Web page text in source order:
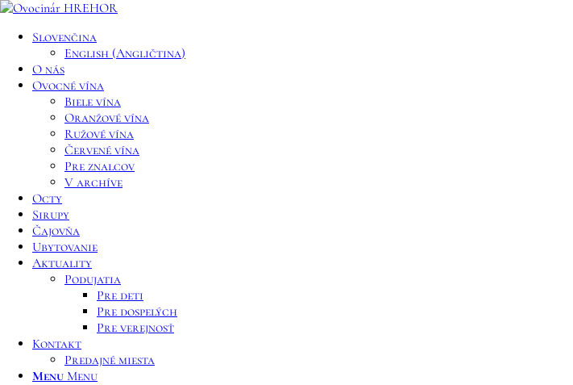
Slovenčina
English (Angličtina)
O nás
Ovocné vína
Biele vína
Oranžové vína
Ružové vína
Červené vína
Pre znalcov
V archíve
Octy
Sirupy
Čajovňa
Ubytovanie
Aktuality
Podujatia
Pre deti
Pre dospelých
Pre verejnosť
Kontakt
Predajné miesta
Menu Menu